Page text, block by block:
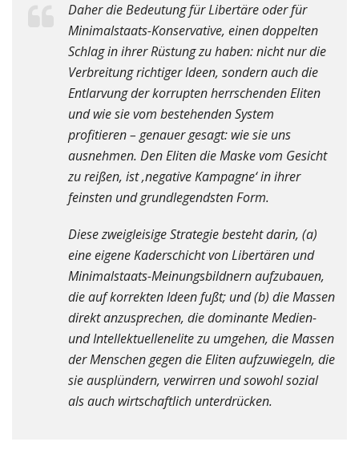
Daher die Bedeutung für Libertäre oder für
Minimalstaats-Konservative, einen doppelten
Schlag in ihrer Rüstung zu haben: nicht nur die
Verbreitung richtiger Ideen, sondern auch die
Entlarvung der korrupten herrschenden Eliten
und wie sie vom bestehenden System
profitieren – genauer gesagt: wie sie uns
ausnehmen. Den Eliten die Maske vom Gesicht
zu reißen, ist ‚negative Kampagne‘ in ihrer
feinsten und grundlegendsten Form.
Diese zweigleisige Strategie besteht darin, (a)
eine eigene Kaderschicht von Libertären und
Minimalstaats-Meinungsbildnern aufzubauen,
die auf korrekten Ideen fußt; und (b) die Massen
direkt anzusprechen, die dominante Medien-
und Intellektuellenelite zu umgehen, die Massen
der Menschen gegen die Eliten aufzuwiegeln, die
sie ausplündern, verwirren und sowohl sozial
als auch wirtschaftlich unterdrücken.